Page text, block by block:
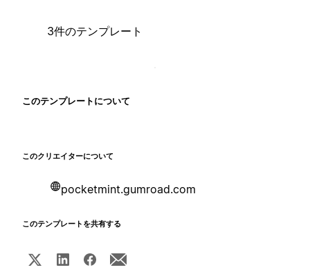
3件のテンプレート
このテンプレートについて
このクリエイターについて
pocketmint.gumroad.com
このテンプレートを共有する